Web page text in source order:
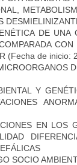
DE UNA
(Fecha de inicio:
Y
EN LOS
SOCIO